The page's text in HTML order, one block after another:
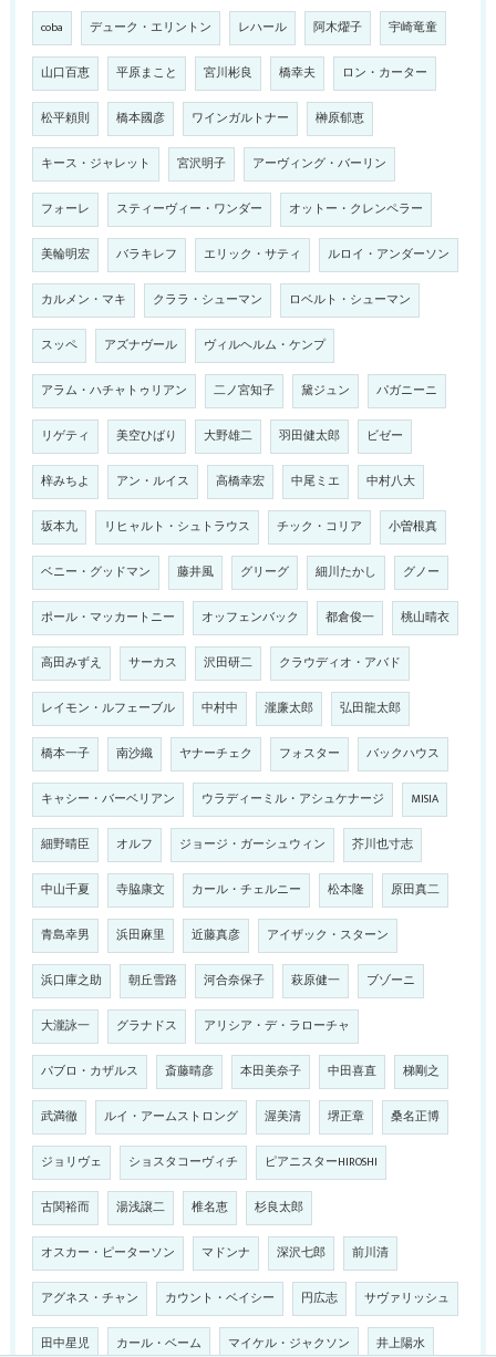
coba デューク・エリントン レハール 阿木燿子 宇崎竜童
山口百恵 平原まこと 宮川彬良 橋幸夫 ロン・カーター
松平頼則 橋本國彦 ワインガルトナー 榊原郁恵
キース・ジャレット 宮沢明子 アーヴィング・バーリン
フォーレ スティーヴィー・ワンダー オットー・クレンペラー
美輪明宏 バラキレフ エリック・サティ ルロイ・アンダーソン
カルメン・マキ クララ・シューマン ロベルト・シューマン
スッペ アズナヴール ヴィルヘルム・ケンプ
アラム・ハチャトゥリアン 二ノ宮知子 黛ジュン パガニーニ
リゲティ 美空ひばり 大野雄二 羽田健太郎 ビゼー
梓みちよ アン・ルイス 高橋幸宏 中尾ミエ 中村八大
坂本九 リヒャルト・シュトラウス チック・コリア 小曽根真
ベニー・グッドマン 藤井風 グリーグ 細川たかし グノー
ポール・マッカートニー オッフェンバック 都倉俊一 桃山晴衣
高田みずえ サーカス 沢田研二 クラウディオ・アバド
レイモン・ルフェーブル 中村中 瀧廉太郎 弘田龍太郎
橋本一子 南沙織 ヤナーチェク フォスター バックハウス
キャシー・バーベリアン ウラディーミル・アシュケナージ MISIA
細野晴臣 オルフ ジョージ・ガーシュウィン 芥川也寸志
中山千夏 寺脇康文 カール・チェルニー 松本隆 原田真二
青島幸男 浜田麻里 近藤真彦 アイザック・スターン
浜口庫之助 朝丘雪路 河合奈保子 萩原健一 ブゾーニ
大瀧詠一 グラナドス アリシア・デ・ラローチャ
パブロ・カザルス 斎藤晴彦 本田美奈子 中田喜直 梯剛之
武満徹 ルイ・アームストロング 渥美清 堺正章 桑名正博
ジョリヴェ ショスタコーヴィチ ピアニスターHIROSHI
古関裕而 湯浅譲二 椎名恵 杉良太郎
オスカー・ピーターソン マドンナ 深沢七郎 前川清
アグネス・チャン カウント・ベイシー 円広志 サヴァリッシュ
田中星児 カール・ベーム マイケル・ジャクソン 井上陽水